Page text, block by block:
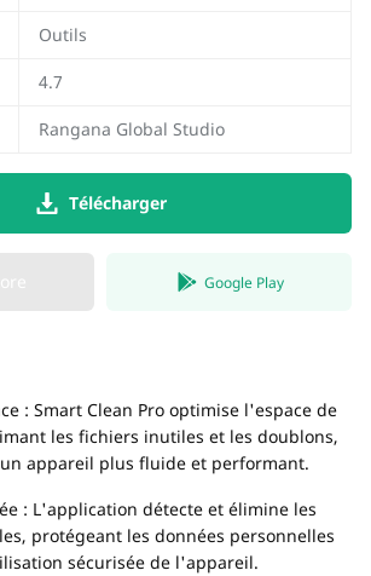
Outils
4.7
Rangana Global Studio
Télécharger
Google Play
: Smart Clean Pro optimise l'espace de
les fichiers inutiles et les doublons,
appareil plus fluide et performant.
: L'application détecte et élimine les
protégeant les données personnelles
sécurisée de l'appareil.